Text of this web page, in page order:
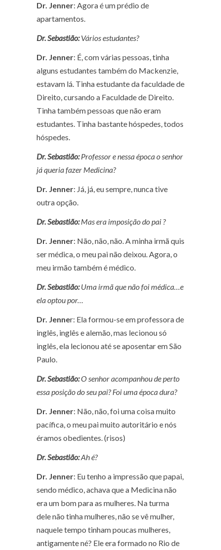
Dr. Jenner: Agora é um prédio de
apartamentos.
Dr. Sebastião:Vários estudantes?
Dr. Jenner: É, com várias pessoas, tinha
alguns estudantes também do Mackenzie,
estavam lá. Tinha estudante da faculdade de
Direito, cursando a Faculdade de Direito.
Tinha também pessoas que não eram
estudantes. Tinha bastante hóspedes, todos
hóspedes.
Dr. Sebastião:Professor e nessa época o senhor
já queria fazer Medicina?
Dr. Jenner: Já, já, eu sempre, nunca tive
outra opção.
Dr. Sebastião:Mas era imposição do pai ?
Dr. Jenner: Não, não, não. A minha irmã quis
ser médica, o meu pai não deixou. Agora, o
meu irmão também é médico.
Dr. Sebastião:Uma irmã que não foi médica…e
ela optou por…
Dr. Jenner: Ela formou-se em professora de
inglês, inglês e alemão, mas lecionou só
inglês, ela lecionou até se aposentar em São
Paulo.
Dr. Sebastião:O senhor acompanhou de perto
essa posição do seu pai? Foi uma época dura?
Dr. Jenner: Não, não, foi uma coisa muito
pacífica, o meu pai muito autoritário e nós
éramos obedientes. (risos)
Dr. Sebastião:Ah é?
Dr. Jenner: Eu tenho a impressão que papai,
sendo médico, achava que a Medicina não
era um bom para as mulheres. Na turma
dele não tinha mulheres, não se vê mulher,
naquele tempo tinham poucas mulheres,
antigamente né? Ele era formado no Rio de